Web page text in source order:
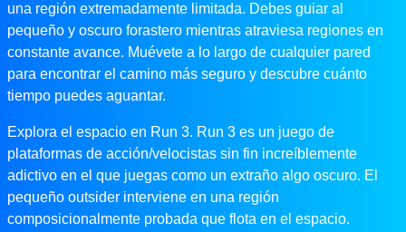
una región extremadamente limitada. Debes guiar al
pequeño y oscuro forastero mientras atraviesa regiones en
constante avance. Muévete a lo largo de cualquier pared
para encontrar el camino más seguro y descubre cuánto
tiempo puedes aguantar.
Explora el espacio en Run 3. Run 3 es un juego de
plataformas de acción/velocistas sin fin increíblemente
adictivo en el que juegas como un extraño algo oscuro. El
pequeño outsider interviene en una región
composicionalmente probada que flota en el espacio.